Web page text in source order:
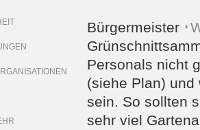
Bürgermeister
Personals nicht
(siehe Plan)
sein. So sollten
sehr viel